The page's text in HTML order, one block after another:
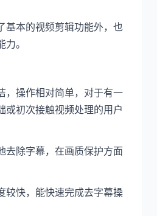
基本的视频剪辑功能外，也
。
，操作相对简单，对于有一
或初次接触视频处理的用户
去除字幕，在画质保护方面
较快，能快速完成去字幕操